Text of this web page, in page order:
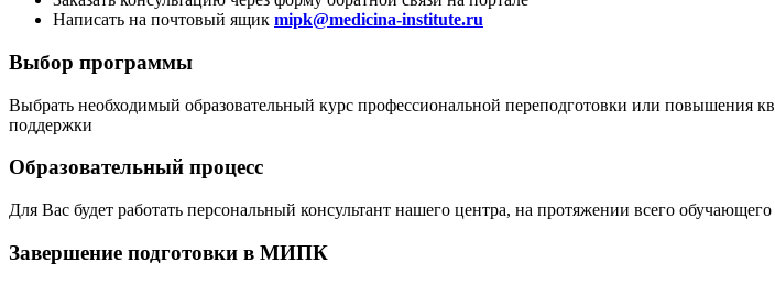
Написать на почтовый ящик mipk@medicina-institute.ru
Выбор программы
Выбрать необходимый образовательный курс профессиональной переподготовки или повышения
поддержки
Образовательный процесс
Для Вас будет работать персональный консультант нашего центра, на протяжении всего
Завершение подготовки в МИПК